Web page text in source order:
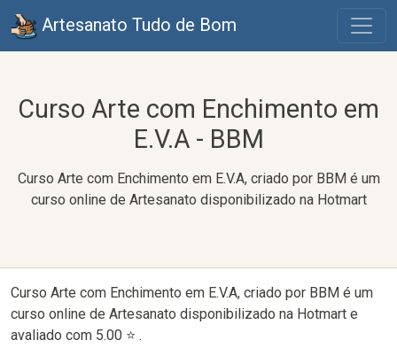
Artesanato Tudo de Bom
Curso Arte com Enchimento em
E.V.A - BBM
Curso Arte com Enchimento em E.V.A, criado por BBM é um
curso online de Artesanato disponibilizado na Hotmart
Curso Arte com Enchimento em E.V.A, criado por BBM é um
curso online de Artesanato disponibilizado na Hotmart e
avaliado com 5.00 ⭐ .